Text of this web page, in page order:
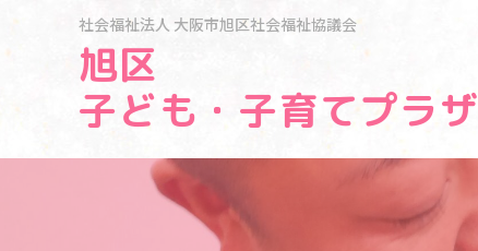
社会福祉法人 大阪市旭区社会福祉協議会
旭区
子ども・子育てプラザ